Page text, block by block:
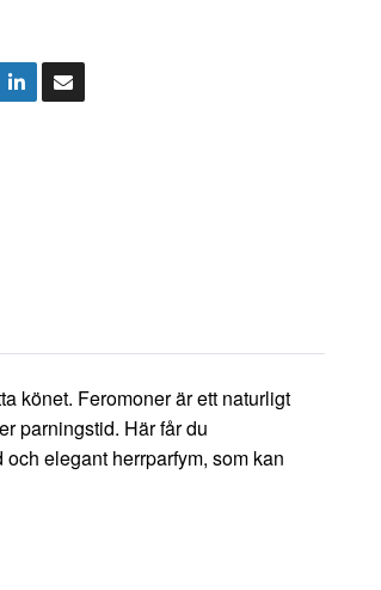
könet. Feromoner är ett naturligt
parningstid. Här får du
elegant herrparfym, som kan